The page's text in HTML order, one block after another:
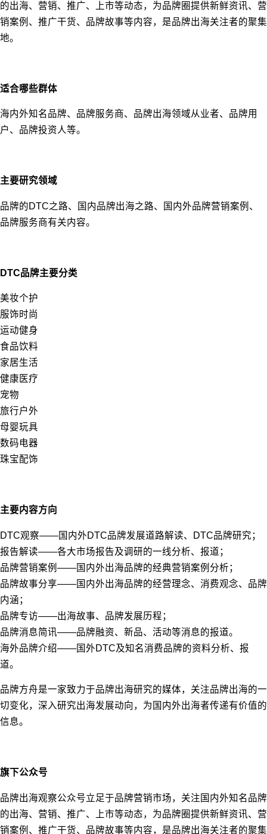
的出海、营销、推广、上市等动态，为品牌圈提供新鲜资讯、营
销案例、推广干货、品牌故事等内容，是品牌出海关注者的聚集
地。
适合哪些群体
海内外知名品牌、品牌服务商、品牌出海领域从业者、品牌用
户、品牌投资人等。
主要研究领域
品牌的DTC之路、国内品牌出海之路、国内外品牌营销案例、
品牌服务商有关内容。
DTC品牌主要分类
美妆个护
服饰时尚
运动健身
食品饮料
家居生活
健康医疗
宠物
旅行户外
母婴玩具
数码电器
珠宝配饰
主要内容方向
DTC观察——国内外DTC品牌发展道路解读、DTC品牌研究；
报告解读——各大市场报告及调研的一线分析、报道；
品牌营销案例——国内外出海品牌的经典营销案例分析；
品牌故事分享——国内外出海品牌的经营理念、消费观念、品牌
内涵；
品牌专访——出海故事、品牌发展历程；
品牌消息简讯——品牌融资、新品、活动等消息的报道。
海外品牌介绍——国外DTC及知名消费品牌的资料分析、报
道。
品牌方舟是一家致力于品牌出海研究的媒体，关注品牌出海的一
切变化，深入研究出海发展动向，为国内外出海者传递有价值的
信息。
旗下公众号
品牌出海观察公众号立足于品牌营销市场，关注国内外知名品牌
的出海、营销、推广、上市等动态，为品牌圈提供新鲜资讯、营
销案例、推广干货、品牌故事等内容，是品牌出海关注者的聚集